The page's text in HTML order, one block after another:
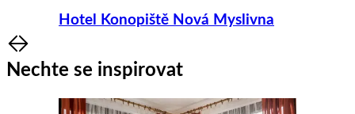
Hotel Konopiště Nová Myslivna
Item
1
of
Nechte se inspirovat